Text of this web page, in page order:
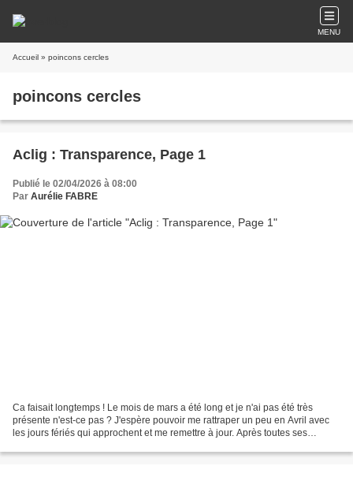
MENU
Accueil » poincons cercles
poincons cercles
Aclig : Transparence, Page 1
Publié le 02/04/2026 à 08:00
Par Aurélie FABRE
Ca faisait longtemps ! Le mois de mars a été long et je n'ai pas été très
présente n'est-ce pas ? J'espère pouvoir me rattraper un peu en Avril avec
les jours fériés qui approchent et me remettre à jour. Après toutes ses